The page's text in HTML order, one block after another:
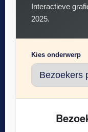
Interactieve
2025.
Kies onderwerp